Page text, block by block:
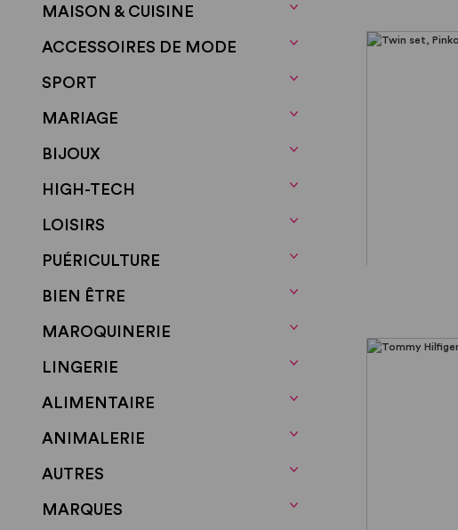
MAISON & CUISINE
ACCESSOIRES DE MODE
SPORT
MARIAGE
BIJOUX
HIGH-TECH
LOISIRS
PUÉRICULTURE
BIEN ÊTRE
MAROQUINERIE
LINGERIE
ALIMENTAIRE
ANIMALERIE
AUTRES
MARQUES